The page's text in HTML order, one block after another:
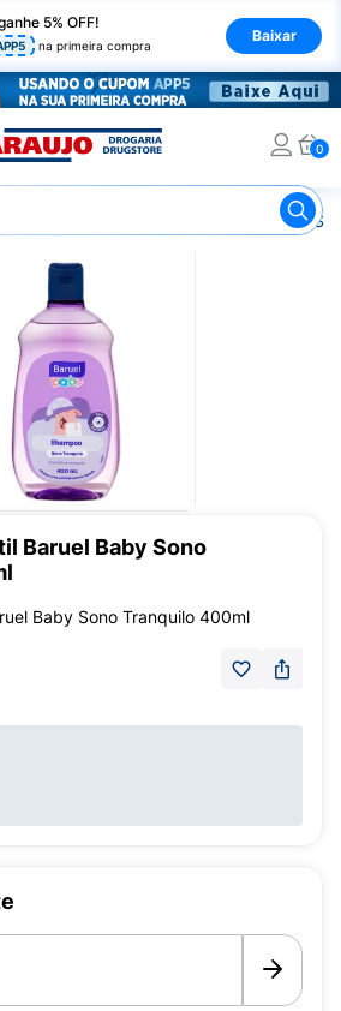
5% OFF!
na primeira compra
Baixar
0
Shampoo Infantil
Baruel Baby Sono
Baby Sono Tranquilo 400ml